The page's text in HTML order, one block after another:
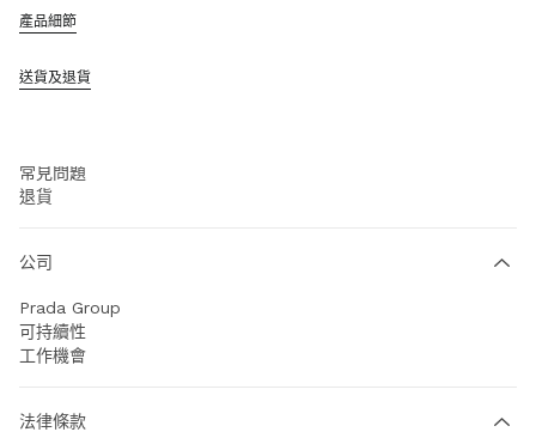
產品細節
送貨及退貨
網站地圖
支援
常見問題
退貨
公司
Prada Group
可持續性
工作機會
法律條款